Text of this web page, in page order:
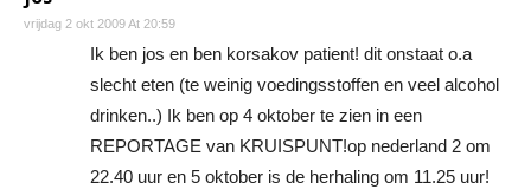
vrijdag 2 okt 2009 At 20:59
Ik ben jos en ben korsakov patient! dit onstaat o.a
slecht eten (te weinig voedingsstoffen en veel alcohol
drinken..) Ik ben op 4 oktober te zien in een
REPORTAGE van KRUISPUNT!op nederland 2 om
22.40 uur en 5 oktober is de herhaling om 11.25 uur!